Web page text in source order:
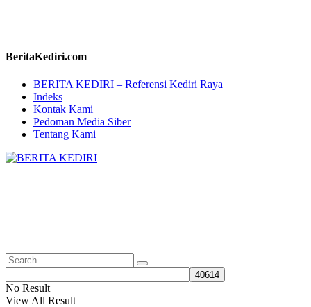
BeritaKediri.com
BERITA KEDIRI – Referensi Kediri Raya
Indeks
Kontak Kami
Pedoman Media Siber
Tentang Kami
No Result
View All Result